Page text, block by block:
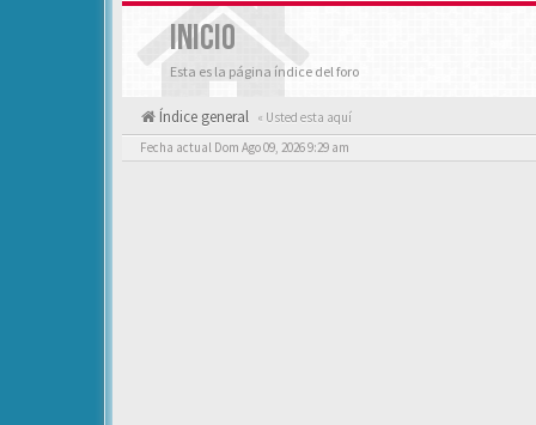
INICIO
Esta es la página índice del foro
Índice general « Usted esta aquí
Fecha actual Dom Ago 09, 2026 9:29 am